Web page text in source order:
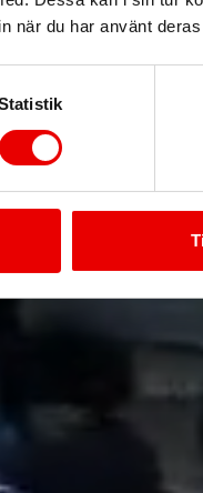
när du har använt